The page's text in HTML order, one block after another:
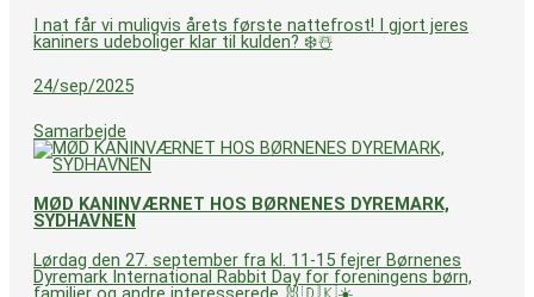
I nat får vi muligvis årets første nattefrost! I gjort jeres
kaniners udeboliger klar til kulden? ❄️☃️
24/sep/2025
Samarbejde
MØD KANINVÆRNET HOS BØRNENES DYREMARK,
SYDHAVNEN
Lørdag den 27. september fra kl. 11-15 fejrer Børnenes
Dyremark International Rabbit Day for foreningens børn,